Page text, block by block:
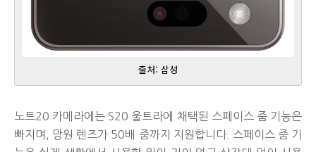
출처: 삼성
노트20 카메라에는 S20 울트라에 채택된 스페이스 줌 기능은
빠지며, 망원 렌즈가 50배 줌까지 지원합니다. 스페이스 줌 기